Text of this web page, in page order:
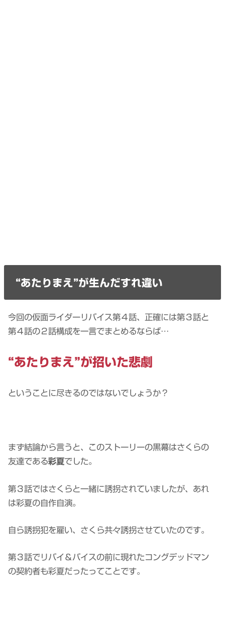
“あたりまえ”が生んだすれ違い
今回の仮面ライダーリバイス第４話、正確には第３話と
第４話の２話構成を一言でまとめるならば…
“あたりまえ”が招いた悲劇
ということに尽きるのではないでしょうか？
まず結論から言うと、このストーリーの黒幕はさくらの
友達である彩夏でした。
第３話ではさくらと一緒に誘拐されていましたが、あれ
は彩夏の自作自演。
自ら誘拐犯を雇い、さくら共々誘拐させていたのです。
第３話でリバイ＆バイスの前に現れたコングデッドマン
の契約者も彩夏だったってことです。